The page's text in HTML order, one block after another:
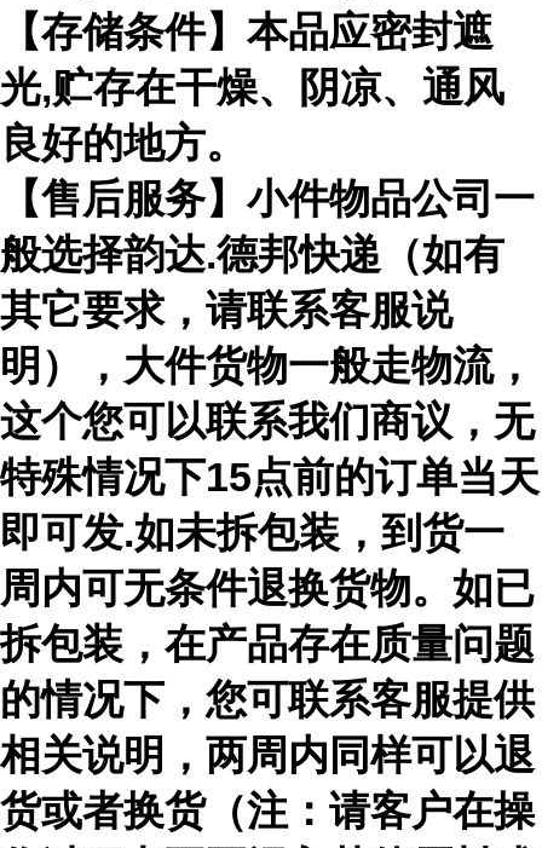
【存储条件】本品应密封遮
光,贮存在干燥、阴凉、通风
良好的地方。
【售后服务】小件物品公司一
般选择韵达.德邦快递（如有
其它要求，请联系客服说
明），大件货物一般走物流，
这个您可以联系我们商议，无
特殊情况下15点前的订单当天
即可发.如未拆包装，到货一
周内可无条件退换货物。如已
拆包装，在产品存在质量问题
的情况下，您可联系客服提供
相关说明，两周内同样可以退
货或者换货（注：请客户在操